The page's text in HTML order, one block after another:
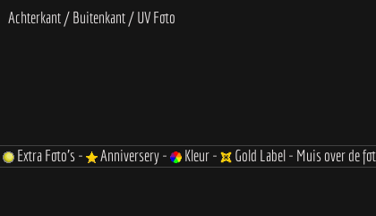
Extra Foto's - Anniversery - Kleur - Gold Label - Muis over de